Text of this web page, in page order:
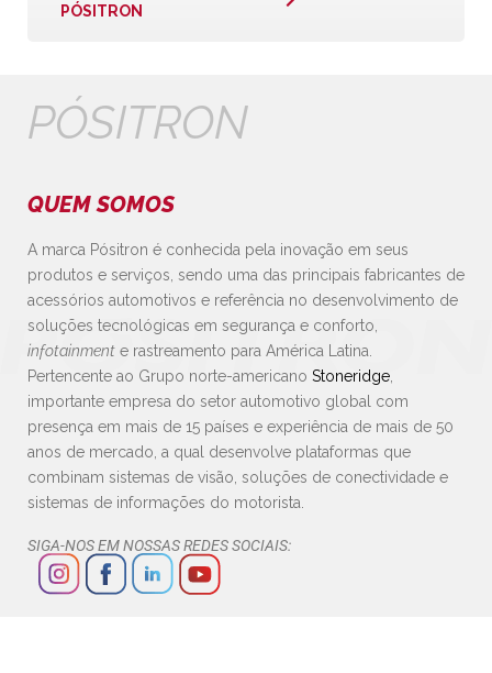
PÓSITRON
PÓSITRON
QUEM SOMOS
A marca Pósitron é conhecida pela inovação em seus
produtos e serviços, sendo uma das principais fabricantes de
acessórios automotivos e referência no desenvolvimento de
soluções tecnológicas em segurança e conforto,
infotainment e rastreamento para América Latina.
Pertencente ao Grupo norte-americano Stoneridge
importante empresa do setor automotivo global com
presença em mais de 15 países e experiência de mais de 50
anos de mercado, a qual desenvolve plataformas que
combinam sistemas de visão, soluções de conectividade e
sistemas de informações do motorista.
SIGA-NOS EM NOSSAS REDES SOCIAIS: